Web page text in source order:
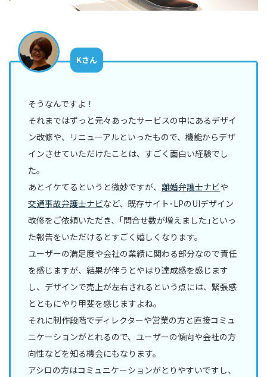
Kさん
そうなんですよ！
それまではずっと元々あったサービスの中にあるデザイ
ン改修や、リニューアルといったもので、機能からデザ
インさせていただけたことは、すごく面白い経験でし
た。
あとイケてるというと微妙ですが、 離婚弁護士ナビや
交通事故弁護士ナビなど、既存サイト･LPのUIデザイン
改修をご依頼いただき、｢問合せ数が増えました｣といっ
た報告をいただけるとすごく嬉しくなります。
ユーザーの満足度や会社の業績に関わる部分なので責任
を感じますが、結果が伴うとやはり達成感を感じます
し、デザインで売上が左右されるという点には、緊張感
とともにやり甲斐を感じますよね。
それに制作段階でディレクターや営業の方と直接コミュ
ニケーションがとれるので、ユーザーの傾向や会社の方
向性などを知る機会にもなります。
アシロの方はコミュニケーションがとりやすいですし、